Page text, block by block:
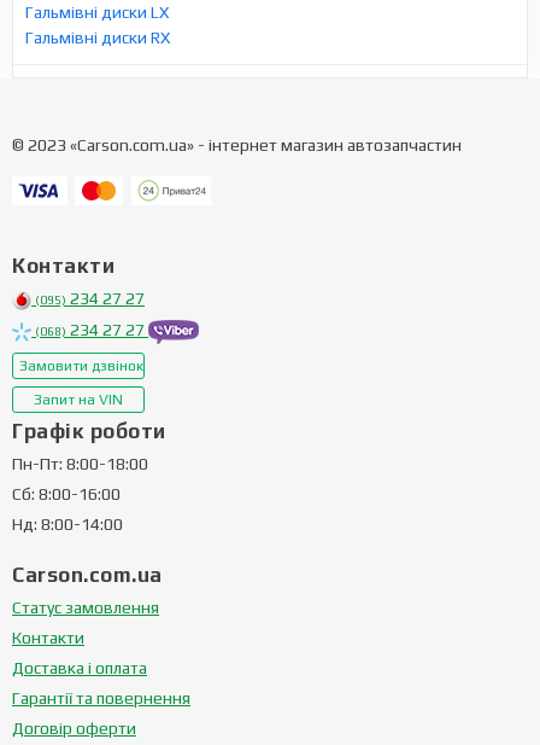
Гальмівні диски LX
Гальмівні диски RX
© 2023 «Carson.com.ua» - інтернет магазин автозапчастин
Контакти
(095) 234 27 27
(068) 234 27 27
Замовити дзвінок
Запит на VIN
Графік роботи
Пн-Пт: 8:00-18:00
Сб: 8:00-16:00
Нд: 8:00-14:00
Carson.com.ua
Статус замовлення
Контакти
Доставка і оплата
Гарантії та повернення
Договір оферти